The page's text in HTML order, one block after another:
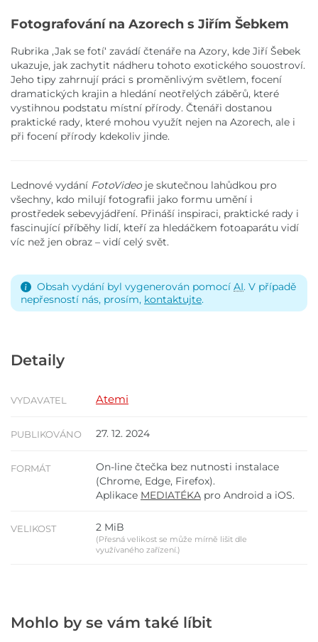
Fotografování na Azorech s Jiřím Šebkem
Rubrika ,Jak se fotí‘ zavádí čtenáře na Azory, kde Jiří Šebek
ukazuje, jak zachytit nádheru tohoto exotického souostroví.
Jeho tipy zahrnují práci s proměnlivým světlem, focení
dramatických krajin a hledání neotřelých záběrů, které
vystihnou podstatu místní přírody. Čtenáři dostanou
praktické rady, které mohou využít nejen na Azorech, ale i
při focení přírody kdekoliv jinde.
Lednové vydání FotoVideoje skutečnou lahůdkou pro
všechny, kdo milují fotografii jako formu umění i
prostředek sebevyjádření. Přináší inspiraci, praktické rady i
fascinující příběhy lidí, kteří za hledáčkem fotoaparátu vidí
víc než jen obraz – vidí celý svět.
Obsah vydání byl vygenerován pomocí AI. V případě
nepřesností nás, prosím, kontaktujte.
Detaily
VYDAVATEL Atemi
PUBLIKOVÁNO 27. 12. 2024
FORMÁT
On-line čtečka bez nutnosti instalace
(Chrome, Edge, Firefox).
Aplikace MEDIATÉKA pro Android a iOS.
VELIKOST 2 MiB
(Přesná velikost se může mírně lišit dle
využívaného zařízení.)
Mohlo by se vám také líbit